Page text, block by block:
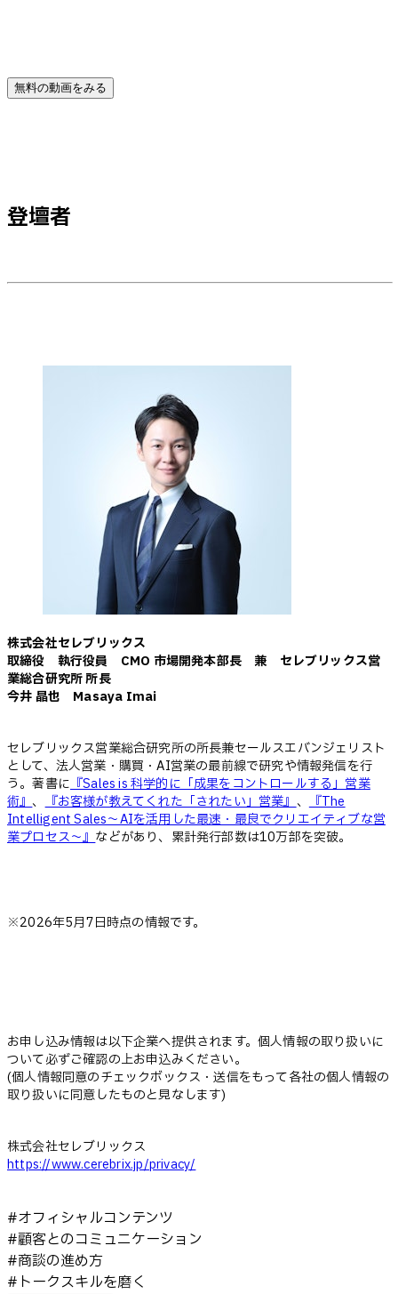
無料の動画をみる
登壇者
株式会社セレブリックス
取締役 執行役員 CMO 市場開発本部長 兼 セレブリックス営
業総合研究所 所長
今井 晶也 Masaya Imai
セレブリックス営業総合研究所の所長兼セールスエバンジェリスト
として、法人営業・購買・AI営業の最前線で研究や情報発信を行
う。著書に 『Sales is 科学的に「成果をコントロールする」営業
術』 、 『お客様が教えてくれた「されたい」営業』 、
『The
Intelligent Sales～AIを活用した最速・最良でクリエイティブな営
業プロセス～』 などがあり、累計発行部数は10万部を突破。
※2026年5月7日時点の情報です。
お申し込み情報は以下企業へ提供されます。個人情報の取り扱いに
ついて必ずご確認の上お申込みください。
(個人情報同意のチェックボックス・送信をもって各社の個人情報の
取り扱いに同意したものと見なします)
株式会社セレブリックス
https://www.cerebrix.jp/privacy/
#オフィシャルコンテンツ
#顧客とのコミュニケーション
#商談の進め方
# トークスキルを磨く